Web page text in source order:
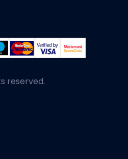
reserved.